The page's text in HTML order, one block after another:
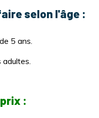
selon l'âge :
5 ans.
adultes.
: